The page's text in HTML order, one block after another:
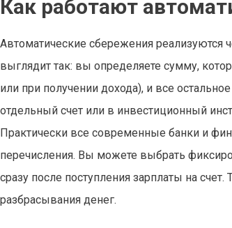
Как работают
Автоматические сбережения реализуются
выглядит так: вы определяете сумму,
или при получении дохода), и все
отдельный счет или в инвестиционный
Практически все современные банки и
перечисления. Вы можете выбрать
сразу после поступления зарплаты на
разбрасывания денег.